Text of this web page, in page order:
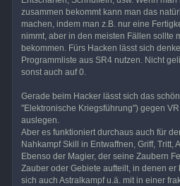
zusammen bekommt kann man das
machen, indem man z.B. nur eine
nimmt, aber in den meisten Fällen sollte
bekommen. Fürs Hacken lässt sich
Programmliste aus SR4 nutzen. Nicht
sonst auch auf 0.
Gerade beim Hacker lässt sich das
"Elektronische Kriegsführung") gegen
auslegen.
Aber es funktioniert durchaus auch für
Nahkampf Skill in Entwaffnen, Griff, Tritt,
Ebenso der Magier, der seine Zaubern
Zauber oder Gebiete aufteilt, in denen er
sich auch Astralkampf u.ä. mit in einer